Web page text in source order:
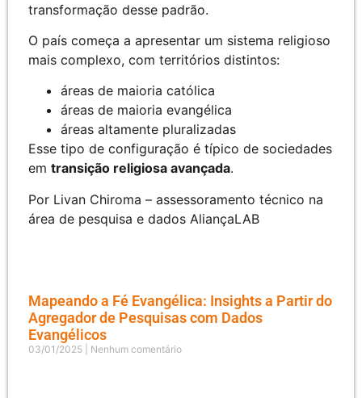
transformação desse padrão.
O país começa a apresentar um sistema religioso
mais complexo, com territórios distintos:
áreas de maioria católica
áreas de maioria evangélica
áreas altamente pluralizadas
Esse tipo de configuração é típico de sociedades
em transição religiosa avançada.
Por Livan Chiroma – assessoramento técnico na
área de pesquisa e dados AliançaLAB
Mapeando a Fé Evangélica: Insights a Partir do
Agregador de Pesquisas com Dados
Evangélicos
03/01/2025 Nenhum comentário